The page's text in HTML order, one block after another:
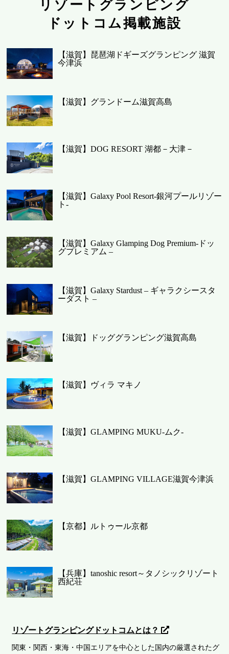
リゾートグランピング
ドットコム掲載施設
【滋賀】琵琶湖ドギーズグランピング 滋賀
今津浜
【滋賀】グランドーム滋賀高島
【滋賀】DOG RESORT 湖都－大津－
【滋賀】Galaxy Pool Resort-銀河プールリゾー
ト-
【滋賀】Galaxy Glamping Dog Premium-ドッ
グプレミアム –
【滋賀】Galaxy Stardust – ギャラクシースタ
ーダスト –
【滋賀】ドッググランピング滋賀高島
【滋賀】ヴィラ マキノ
【滋賀】GLAMPING MUKU-ムク-
【滋賀】GLAMPING VILLAGE滋賀今津浜
【京都】ルトゥール京都
【兵庫】tanoshic resort～タノシックリゾート
西紀荘
リゾートグランピングドットコムとは？
関東・関西・東海・中国エリアを中心とした国内の厳選されたグ